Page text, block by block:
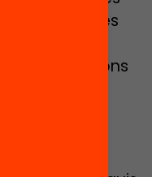
educatives
i motivacions
recursos
a